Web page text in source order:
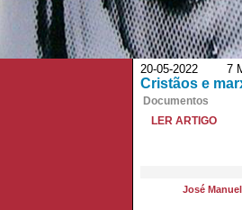
20-05-2022 7
Cristãos e
Documentos
LER ARTIGO
José